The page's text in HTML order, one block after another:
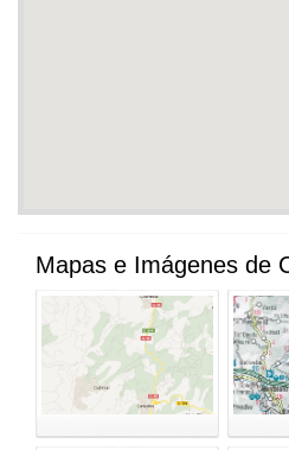
Mapas e Imágenes de